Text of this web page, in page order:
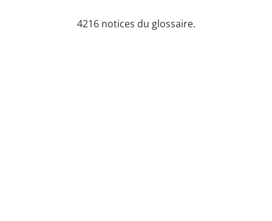
4216 notices du glossaire.